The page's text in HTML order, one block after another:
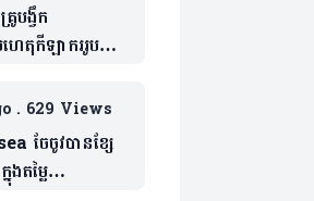
រូបង្វឹក
តុកីឡាកររូបនេះ
. 629 Views
ចែចូវបានខ្សែ
ងតម្លៃ